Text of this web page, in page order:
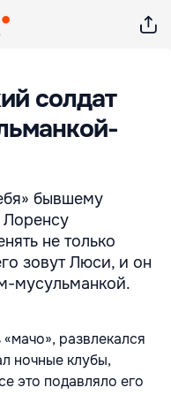
солдат
бывшему
Лоренсу
не только
зовут Люси, и он
мусульманкой.
развлекался
ночные клубы,
это подавляло его